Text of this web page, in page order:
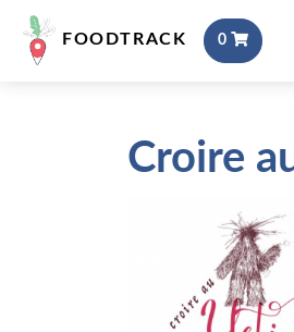
FOODTRACK 0
Croire